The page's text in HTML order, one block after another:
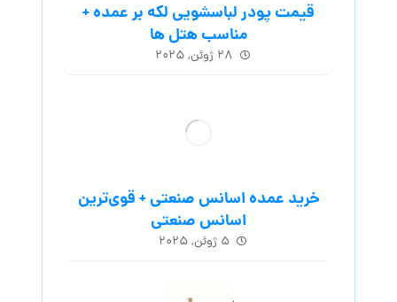
قیمت پودر لباسشویی لکه بر عمده +
مناسب هتل ها
۲۸ ژوئن, ۲۰۲۵
خرید عمده اسانس صنعتی + قوی‌ترین
اسانس‌ صنعتی
۵ ژوئن, ۲۰۲۵